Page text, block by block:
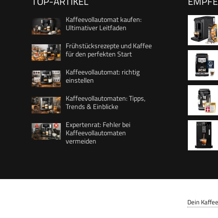
Kaffeevollautomat kaufen:
Ultimativer Leitfaden
Frühstücksrezepte und Kaffee
für den perfekten Start
Kaffeevollautomat: richtig
einstellen
Kaffeevollautomaten: Tipps,
Trends & Einblicke
Expertenrat: Fehler bei
Kaffeevollautomaten
vermeiden
Crema
breit,
Dein Kaffee